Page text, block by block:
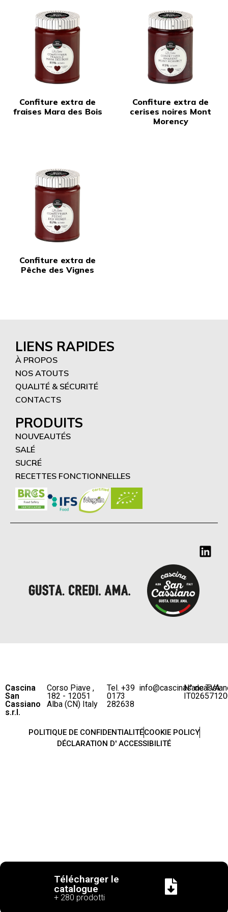
Confiture extra de
fraises Mara des Bois
Confiture extra de
cerises noires Mont
Morency
Confiture extra de
Pêche des Vignes
LIENS RAPIDES
À PROPOS
NOS ATOUTS
QUALITÉ & SÉCURITÉ
CONTACTS
PRODUITS
NOUVEAUTÉS
SALÉ
SUCRÉ
RECETTES FONCTIONNELLES
Cascina
San
Cassiano
s.r.l.
Corso Piave ,
182 - 12051
Alba (CN) Italy
Tel. +39
0173
282638
N° de TVA
POLITIQUE DE CONFIDENTIALITÉCOOKIE POLICY
DÉCLARATION D' ACCESSIBILITÉ
Télécharger le
catalogue
+ 280 prodotti